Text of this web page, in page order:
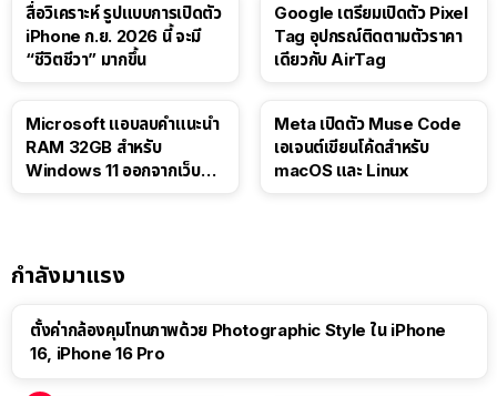
สื่อวิเคราะห์ รูปแบบการเปิดตัว
iPhone ก.ย. 2026 นี้ จะมี
“ชีวิตชีวา” มากขึ้น
Google เตรียมเปิดตัว Pixel
Tag อุปกรณ์ติดตามตัวราคา
เดียวกับ AirTag
Microsoft แอบลบคำแนะนำ
RAM 32GB สำหรับ
Windows 11 ออกจากเว็บตัว
Meta เปิดตัว Muse Code
เอเจนต์เขียนโค้ดสำหรับ
macOS และ Linux
กำลังมาแรง
ตั้งค่ากล้องคุมโทนภาพด้วย Photographic Style ใน iPhone
16, iPhone 16 Pro